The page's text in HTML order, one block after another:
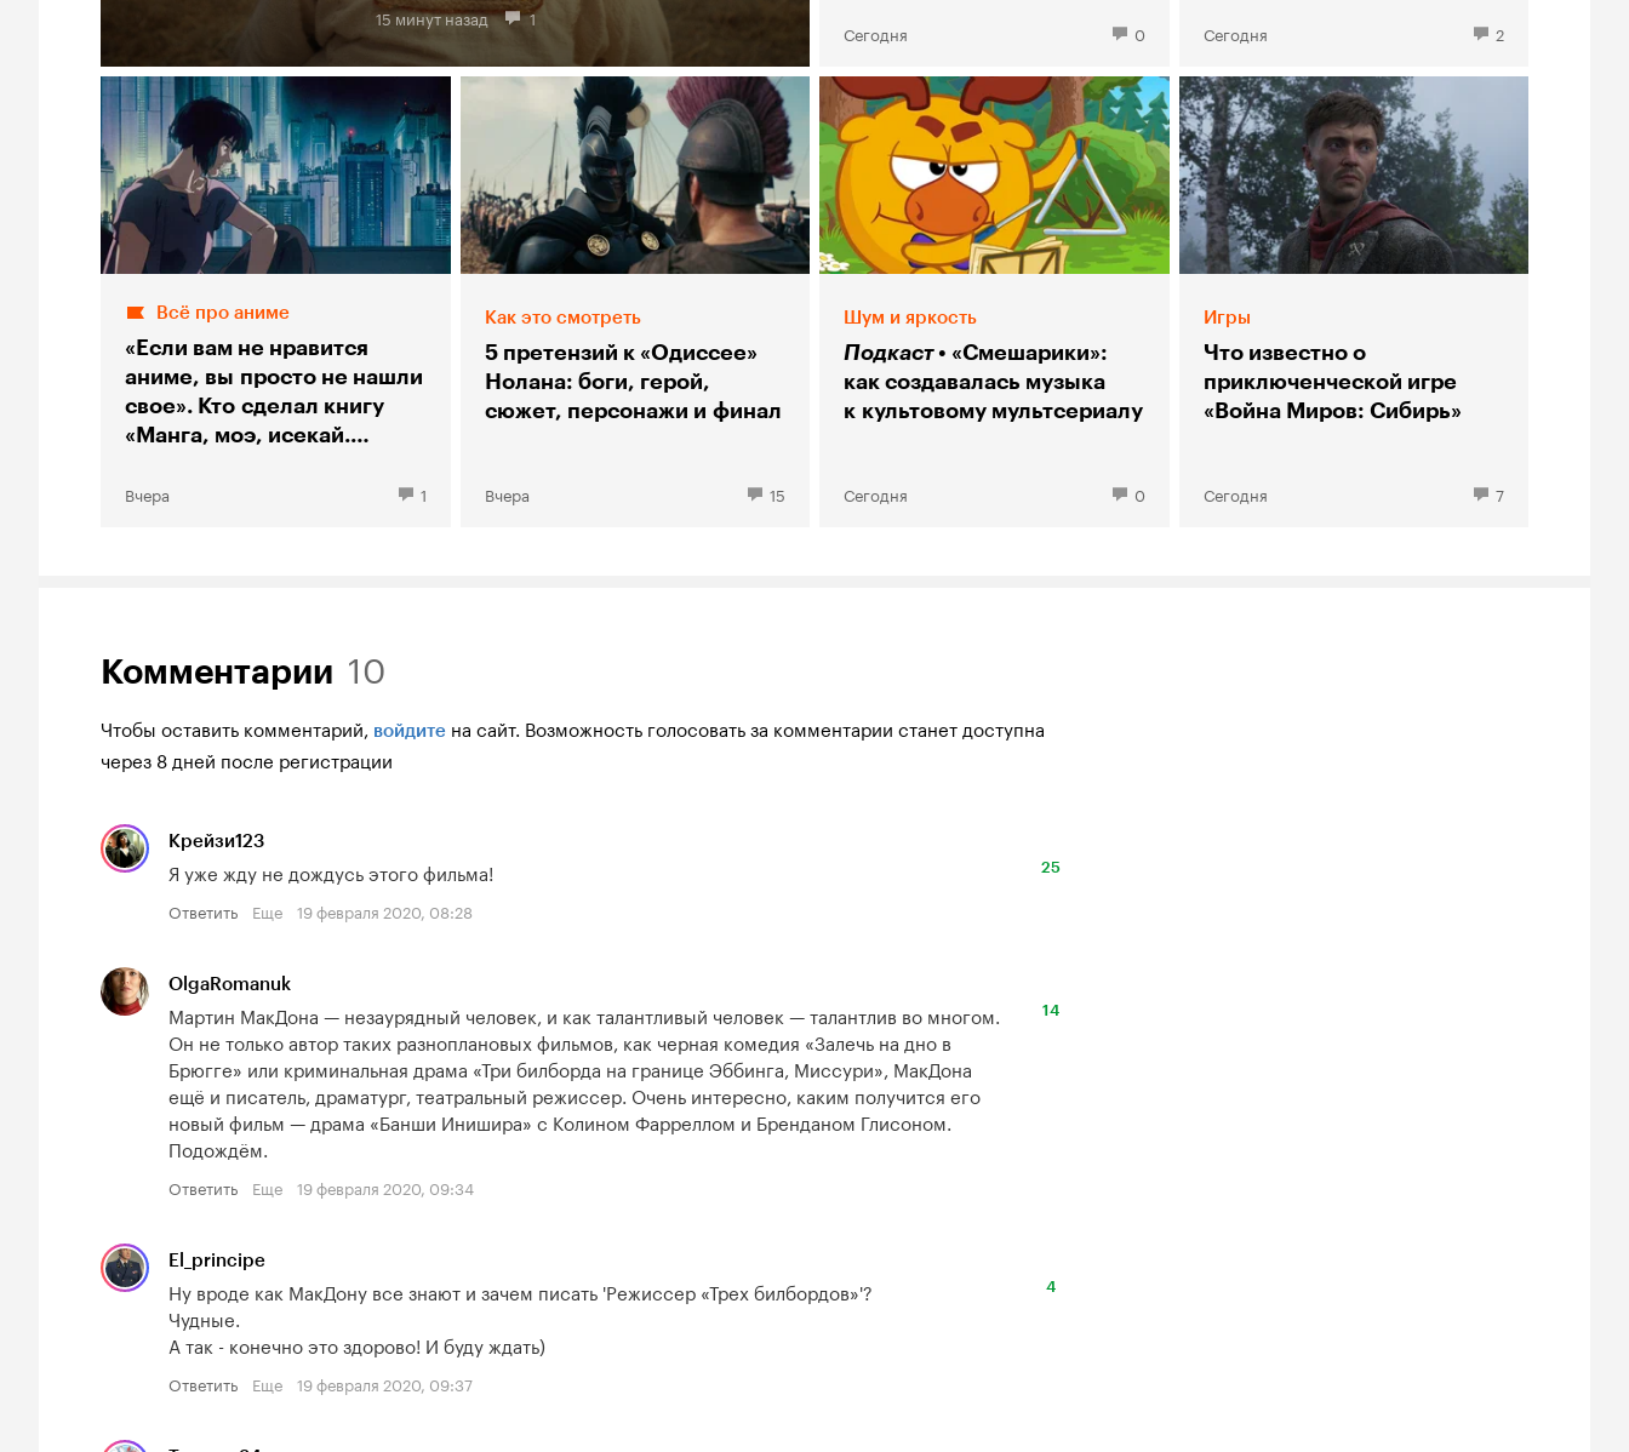
15 минут назад 1
Сегодня 0 Сегодня 2
Всё про аниме
«Если вам не нравится
аниме, вы просто не нашли
свое». Кто сделал книгу
«Манга, моэ, исекай.
Вчера 1
Как это смотреть
5 претензий к «Одиссее»
Нолана: боги, герой,
сюжет, персонажи и финал
Вчера 15
Шум и яркость
Подкаст
«Смешарики»:
как создавалась музыка
к культовому мультсериалу
Сегодня 0
Игры
Что известно о
приключенческой игре
«Война Миров: Сибирь»
Сегодня 7
Комментарии 10
Чтобы оставить комментарий, войдите на сайт. Возможность голосовать за комментарии станет доступна
через 8 дней после регистрации
Крейзи123
Я уже жду не дождусь этого фильма!
Ответить Еще 19 февраля 2020, 08:28
25
OlgaRomanuk
Мартин МакДона — незаурядный человек, и как талантливый человек — талантлив во многом.
Он не только автор таких разноплановых фильмов, как черная комедия «Залечь на дно в
Брюгге» или криминальная драма «Три билборда на границе Эббинга, Миссури», МакДона
ещё и писатель, драматург, театральный режиссер. Очень интересно, каким получится его
новый фильм — драма «Банши Инишира» с Колином Фарреллом и Бренданом Глисоном.
Подождём.
Ответить Еще 19 февраля 2020, 09:34
14
El_principe
Ну вроде как МакДону все знают и зачем писать 'Режиссер «Трех билбордов»'?
Чудные.
А так - конечно это здорово! И буду ждать)
Ответить Еще 19 февраля 2020, 09:37
4